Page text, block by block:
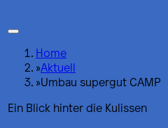
Home
»Aktuell
»Umbau supergut CAMP
Ein Blick hinter die Kulissen